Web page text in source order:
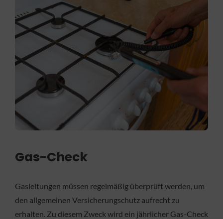
Gas-Check
Gasleitungen müssen regelmäßig überprüft werden, um
den allgemeinen Versicherungschutz aufrecht zu
erhalten. Zu diesem Zweck wird ein jährlicher Gas-Check